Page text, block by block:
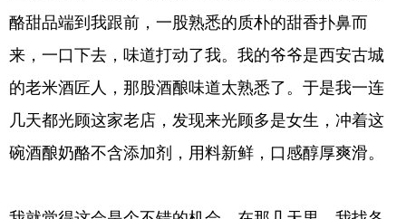
酪甜品端到我跟前，一股熟悉的质朴的甜香扑鼻而
来，一口下去，味道打动了我。我的爷爷是西安古城
的老米酒匠人，那股酒酿味道太熟悉了。于是我一连
几天都光顾这家老店，发现来光顾多是女生，冲着这
碗酒酿奶酪不含添加剂，用料新鲜，口感醇厚爽滑。